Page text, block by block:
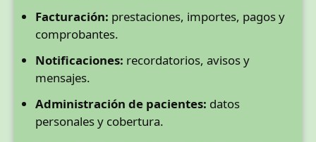
Facturación: prestaciones, importes, pagos y
comprobantes.
Notificaciones: recordatorios, avisos y
mensajes.
Administración de pacientes: datos
personales y cobertura.